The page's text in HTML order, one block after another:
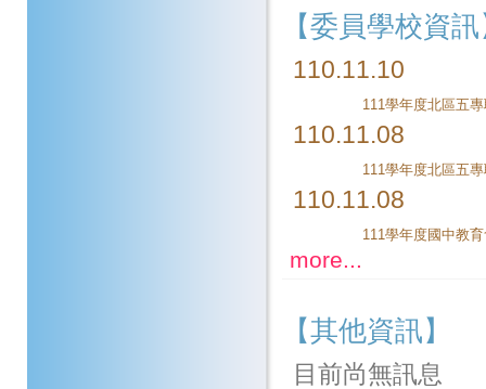
【委員學校資
110.11.10
110.11.08
111學年度北區五
110.11.08
more...
【其他資訊】
目前尚無訊息